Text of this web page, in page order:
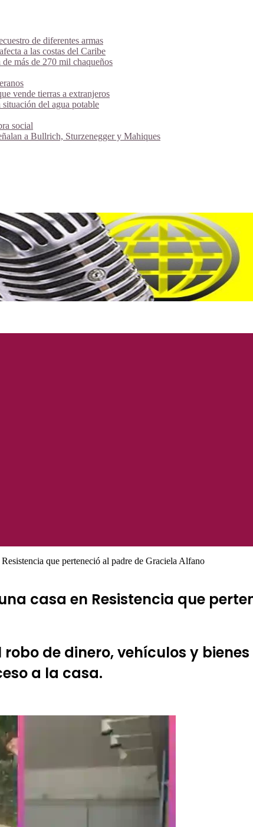
de diferentes armas
a las costas del Caribe
más de 270 mil chaqueños
vende tierras a extranjeros
del agua potable
social
a Bullrich, Sturzenegger y Mahiques
que perteneció al padre de Graciela Alfano
casa en Resistencia que
de dinero, vehículos y
a la casa.